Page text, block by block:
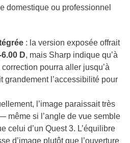
domestique ou professionnel
: la version exposée offrait
6.00 D, mais Sharp indique qu’à
pourra aller jusqu’à
grandement l’accessibilité pour
l’image paraissait très
si l’angle de vue semble
celui d’un Quest 3. L’équilibre
d’image plutôt que l’ouverture